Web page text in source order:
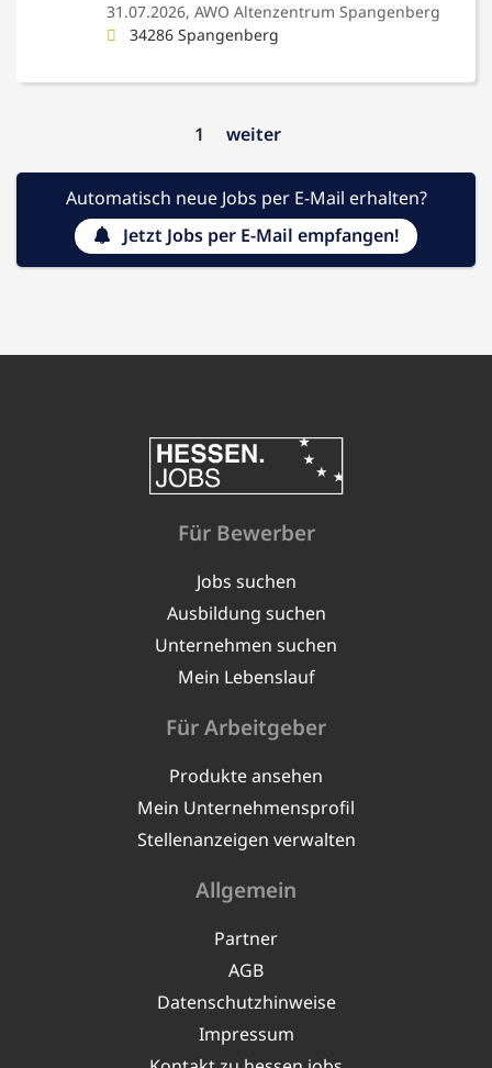
31.07.2026, AWO Altenzentrum Spangenberg
34286 Spangenberg
1 weiter
Automatisch neue Jobs per E-Mail erhalten?
Jetzt Jobs per E-Mail empfangen!
Für Bewerber
Jobs suchen
Ausbildung suchen
Unternehmen suchen
Mein Lebenslauf
Für Arbeitgeber
Produkte ansehen
Mein Unternehmensprofil
Stellenanzeigen verwalten
Allgemein
Partner
AGB
Datenschutzhinweise
Impressum